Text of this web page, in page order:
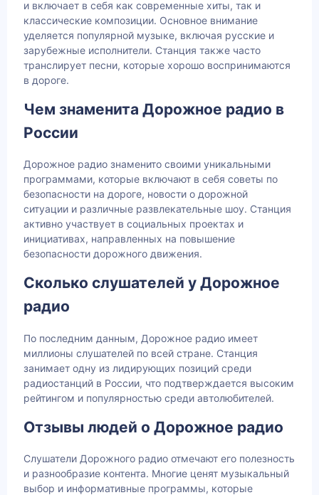
и включает в себя как современные хиты, так и
классические композиции. Основное внимание
уделяется популярной музыке, включая русские и
зарубежные исполнители. Станция также часто
транслирует песни, которые хорошо воспринимаются
в дороге.
Чем знаменита Дорожное радио в
России
Дорожное радио знаменито своими уникальными
программами, которые включают в себя советы по
безопасности на дороге, новости о дорожной
ситуации и различные развлекательные шоу. Станция
активно участвует в социальных проектах и
инициативах, направленных на повышение
безопасности дорожного движения.
Сколько слушателей у Дорожное
радио
По последним данным, Дорожное радио имеет
миллионы слушателей по всей стране. Станция
занимает одну из лидирующих позиций среди
радиостанций в России, что подтверждается высоким
рейтингом и популярностью среди автолюбителей.
Отзывы людей о Дорожное радио
Слушатели Дорожного радио отмечают его полезность
и разнообразие контента. Многие ценят музыкальный
выбор и информативные программы, которые